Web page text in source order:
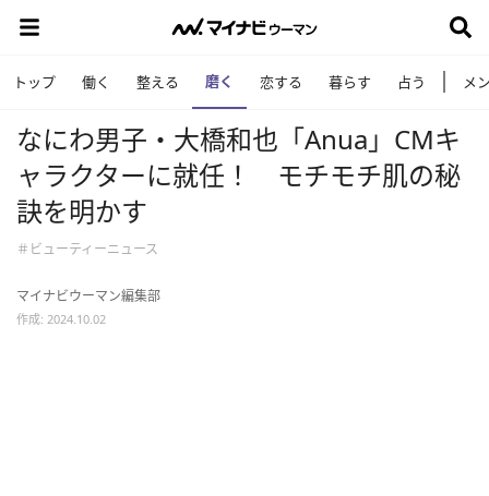
トップ 働く 整える 磨く 恋する 暮らす 占う メ
なにわ男子・大橋和也「Anua」CMキ
ャラクターに就任！ モチモチ肌の秘
訣を明かす
＃ビューティーニュース
マイナビウーマン編集部
作成: 2024.10.02